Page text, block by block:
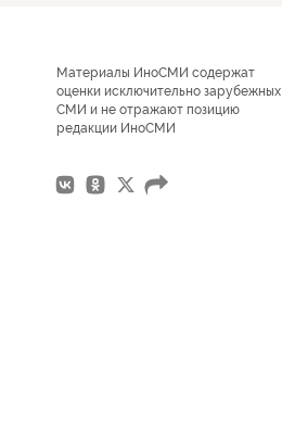
Материалы ИноСМИ содержат
оценки исключительно зарубежных
СМИ и не отражают позицию
редакции ИноСМИ